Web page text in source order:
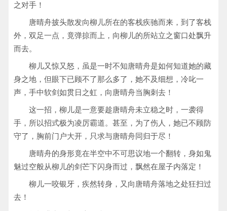
之对手！
唐晴舟披头散发向柳儿所在的客栈疾驰而来，到了客栈
外，双足一点，竟弹掠而上，向柳儿的所站立之窗口处飘升
而去。
柳儿又惊又怒，虽是一时不知唐晴舟是如何知道她的藏
身之地，但眼下已顾不了那么多了，她不及细想，冷叱一
声，手中软剑如贯日之虹，向唐晴舟当胸刺去！
这一招，柳儿是一意要趁唐晴舟未立稳之时，一袭得
手，所以招式极为凌厉霸道。甚至，为了伤人，她已不顾防
守了，胸前门户大开，只求与唐晴舟同归于尽！
唐晴舟的身形竟在半空中不可思议地一个翻转，身如鬼
魅过空般从柳儿的剑芒下闪身而过，飘然在屋子内落定！
柳儿一咬银牙，疾然转身，又向唐晴舟落地之处狂扫过
去！